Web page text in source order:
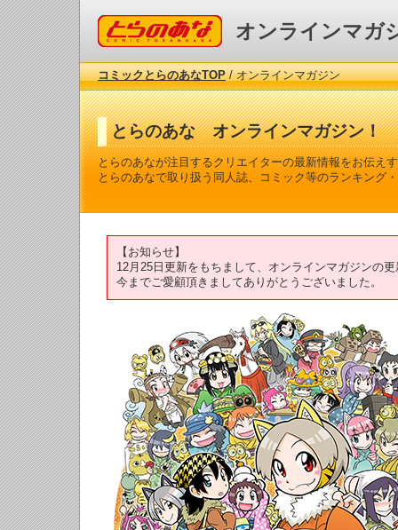
コミックとらのあな オンラインマガ
コミックとらのあなTOP/ オンラインマガジン
とらのあな オンラインマガジン！
とらのあなが注目するクリエイターの最新情報をお伝え
とらのあなで取り扱う同人誌、コミック等のランキング
【お知らせ】
12月25日更新をもちまして、オンラインマガジンの
今までご愛顧頂きましてありがとうございました。